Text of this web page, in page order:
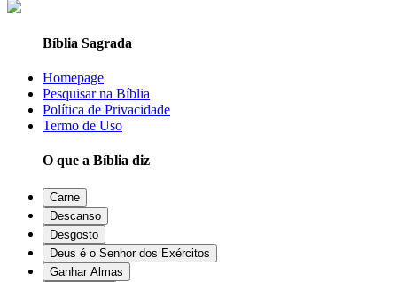
Bíblia Sagrada
Homepage
Pesquisar na Bíblia
Política de Privacidade
Termo de Uso
O que a Bíblia diz
Carne
Descanso
Desgosto
Deus é o Senhor dos Exércitos
Ganhar Almas